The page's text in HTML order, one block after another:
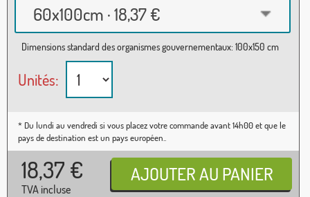
60x100cm · 18,37 €
Dimensions standard des organismes gouvernementaux: 100x150 cm
Unités:
* Du lundi au vendredi si vous placez votre commande avant 14h00 et que le
pays de destination est un pays européen..
18,37 €
TVA incluse